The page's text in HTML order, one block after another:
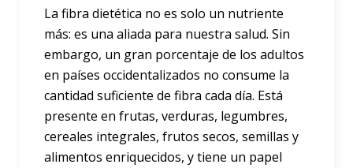
La fibra dietética no es solo un nutriente
más: es una aliada para nuestra salud. Sin
embargo, un gran porcentaje de los adultos
en países occidentalizados no consume la
cantidad suficiente de fibra cada día. Está
presente en frutas, verduras, legumbres,
cereales integrales, frutos secos, semillas y
alimentos enriquecidos, y tiene un papel